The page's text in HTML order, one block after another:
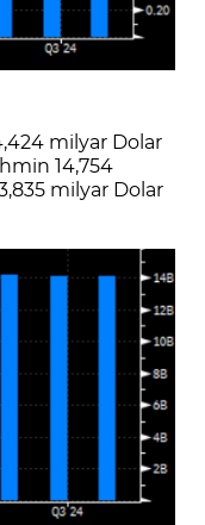
milyar Dolar
14,754
milyar Dolar